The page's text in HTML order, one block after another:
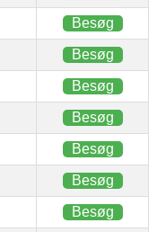
Besøg
Besøg
Besøg
Besøg
Besøg
Besøg
Besøg